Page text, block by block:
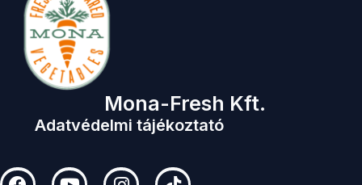
Mona-Fresh Kft.
Adatvédelmi tájékoztató